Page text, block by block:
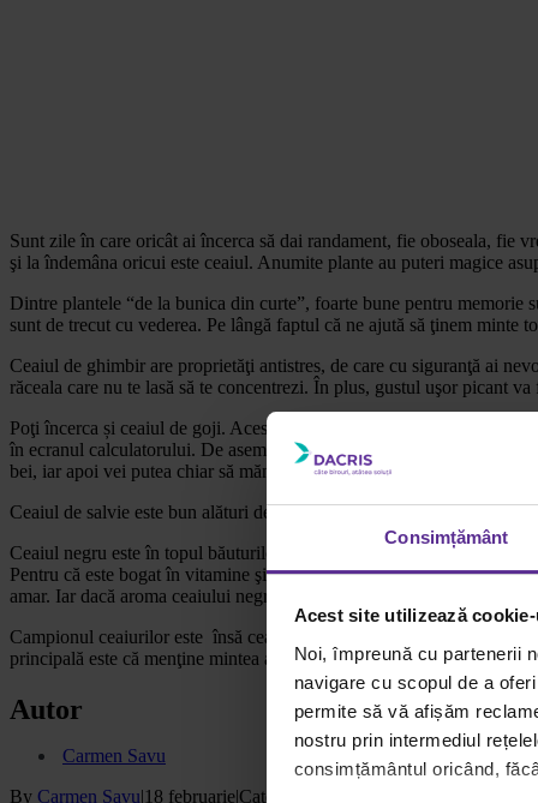
Consimțământ
Acest site utilizează
Noi, împreună cu partenerii
navigare cu scopul de a
permite să vă afișăm
nostru prin intermediul
consimțământul oricând,
Sunt zile în care oricât ai încerca să dai randament, fie oboseala, fie
şi la îndemâna oricui este ceaiul. Anumite plante au puteri magice
Dintre plantele “de la bunica din curte”, foarte bune pentru memorie
sunt de trecut cu vederea. Pe lângă faptul că ne ajută să ţinem minte
Ceaiul de ghimbir are proprietăţi antistres, de care cu siguranţă ai
răceala care nu te lasă să te concentrezi. În plus, gustul uşor picant
Poţi încerca și ceaiul de goji. Aceste fructe, asemănătoare
în ecranul calculatorului. De asemenea, goji conţin vitamina B, care
bei, iar apoi vei putea chiar să mănânci fructele hidratate, pentru un
Ceaiul de salvie este bun alături de gustarea de după- amiază pentru
Ceaiul negru este în topul băuturilor cu proprietăţi energizante.
Pentru că este bogat în vitamine şi minerale, este perfect pentru a fi
amar. Iar dacă aroma ceaiului negru simplu nu este tocmai pe gustul
Campionul ceaiurilor este însă ceaiul verde. Preferat pentru că nu
principală este că menţine mintea activă şi chiar creşte
Autor
Carmen Savu
By Carmen Savu|18 februarie|Categories: